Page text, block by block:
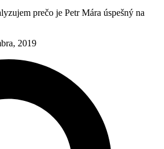
prečo je Petr Mára úspešný na
2019